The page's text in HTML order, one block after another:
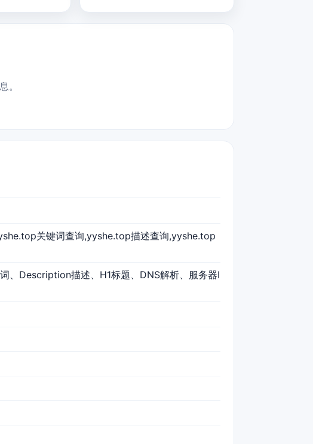
。
关键词查询,yyshe.top描述查询,yyshe.top
、Description描述、H1标题、DNS解析、服务器I